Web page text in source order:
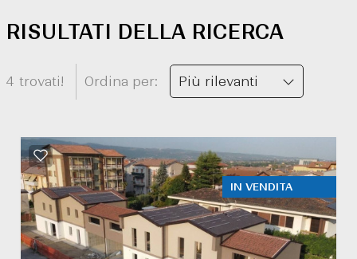
RISULTATI DELLA RICERCA
4 trovati! Ordina per: Più rilevanti
IN VENDITA